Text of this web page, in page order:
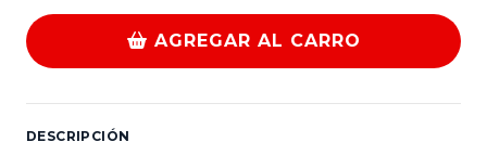
AGREGAR AL CARRO
DESCRIPCIÓN